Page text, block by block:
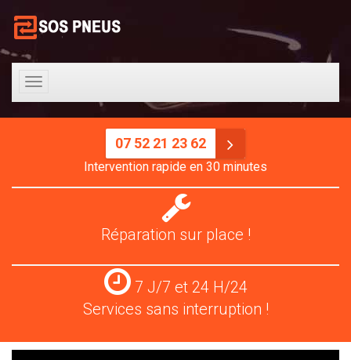
Toggle
navigation
07 52 21 23 62
Intervention rapide en 30 minutes
Réparation
pneus
Réparation sur place !
Services
24
H/24
7 J/7 et 24 H/24
Services sans interruption !